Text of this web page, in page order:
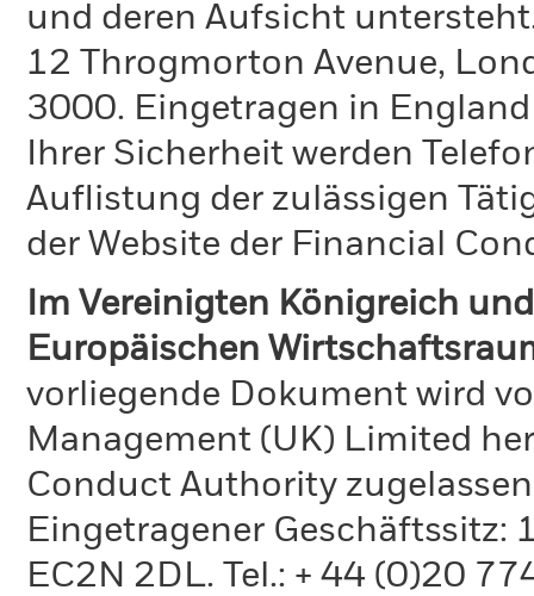
und deren Aufsicht
12 Throgmorton Avenue,
3000. Eingetragen in
Ihrer Sicherheit werden
Auflistung der zulässigen
der Website der Financial
Im Vereinigten Königreich
Europäischen
vorliegende Dokument wird
Management (UK) Limited
Conduct Authority
Eingetragener Geschäftssitz:
EC2N 2DL. Tel.: + 44 (0)20